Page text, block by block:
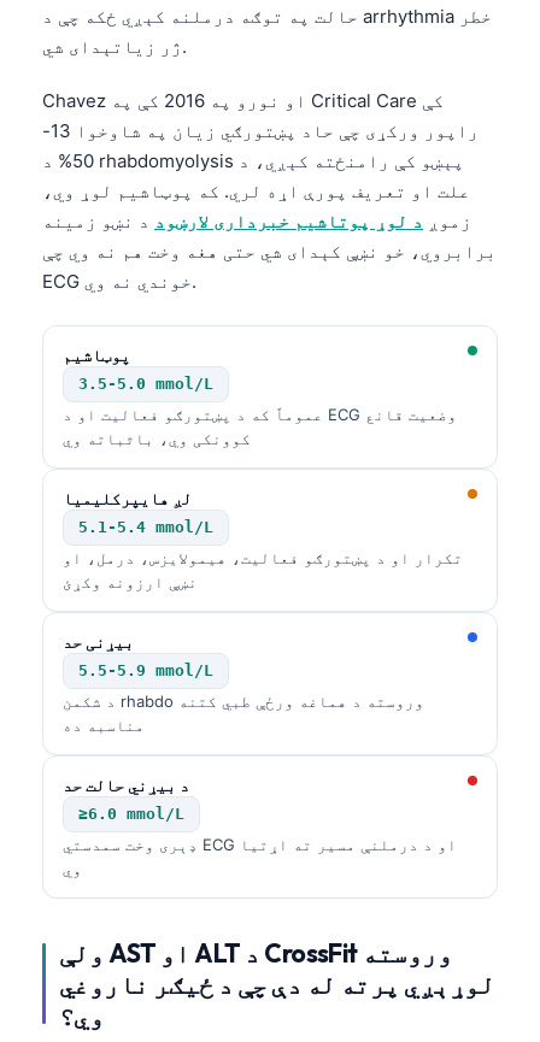
حالت په توګه درملنه کېږي ځکه چې د arrhythmia خطر
ژر زیاتېدای شي.
Chavez او نورو په 2016 کې په Critical Care کې
راپور ورکړی چې حاد پښتورګي زیان په شاوخوا 13-
50% د rhabdomyolysis پېښو کې رامنځته کېږي، د
علت او تعریف پورې اړه لري. که پوټاشیم لوړ وي،
زموږ د لوړ پوتاشیم خبرداری لارښود د نښو زمینه
برابروي، خو نښې کېدای شي حتی هغه وخت هم نه وي چې
ECG خوندي نه وي.
پوټاشیم
3.5-5.0 mmol/L
عموماً که د پښتورګو فعالیت او د ECG وضعیت قانع
کوونکی وي، باثباته وي
لږ هایپرکلیمیا
5.1-5.4 mmol/L
تکرار او د پښتورګو فعالیت، هیمولایزس، درمل، او
نښې ارزونه وکړئ
بیړنی حد
5.5-5.9 mmol/L
د شکمن rhabdo وروسته د هماغه ورځې طبي کتنه
مناسبه ده
د بیړني حالت حد
≥6.0 mmol/L
ډېری وخت سمدستي ECG او د درملنې مسیر ته اړتیا
وي
ولې AST او ALT د CrossFit وروسته
لوړېږي پرته له دې چې د ځیګر ناروغي
وي؟Norsk bokmål